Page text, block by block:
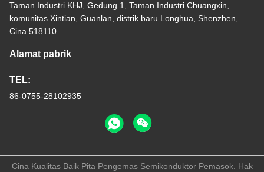
Taman Industri KHJ, Gedung 1, Taman Industri Chuangxin,
komunitas Xintian, Guanlan, distrik baru Longhua, Shenzhen,
Cina 518110
Alamat pabrik
TEL:
86-0755-28102935
Cina Kualitas Baik Pita Pengemas Semikonduktor Pemasok. Hak